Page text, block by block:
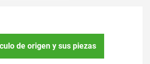
de origen y sus piezas